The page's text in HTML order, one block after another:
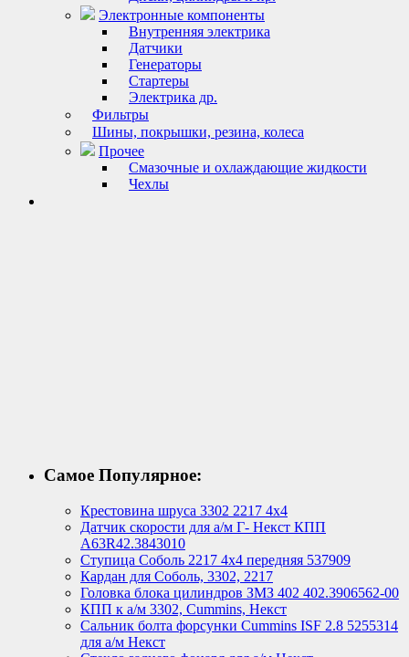
Электронные компоненты
Внутренняя электрика
Датчики
Генераторы
Стартеры
Электрика др.
Фильтры
Шины, покрышки, резина, колеса
Прочее
Смазочные и охлаждающие жидкости
Чехлы
Самое Популярное:
Крестовина шруса 3302 2217 4х4
Датчик скорости для а/м Г- Некст КПП
А63R42.3843010
Ступица Соболь 2217 4х4 передняя 537909
Кардан для Соболь, 3302, 2217
Головка блока цилиндров ЗМЗ 402 402.3906562-00
КПП к а/м 3302, Cummins, Некст
Сальник болта форсунки Cummins ISF 2.8 5255314
для а/м Некст